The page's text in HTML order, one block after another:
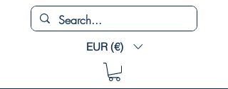
EUR (€)